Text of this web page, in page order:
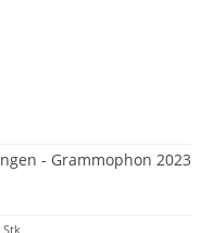
- Grammophon 2023
Stk